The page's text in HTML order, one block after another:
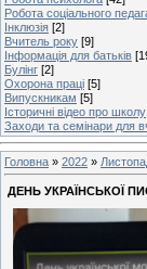
Робота соціального
Інклюзія [2]
Вчитель року [9]
Інформація для батьків
Булінг [2]
Охорона праці [5]
Випускникам [5]
Історичні відео про школу
Заходи та семінари для
Головна » 2022 »
ДЕНЬ УКРАЇНСЬКОЇ